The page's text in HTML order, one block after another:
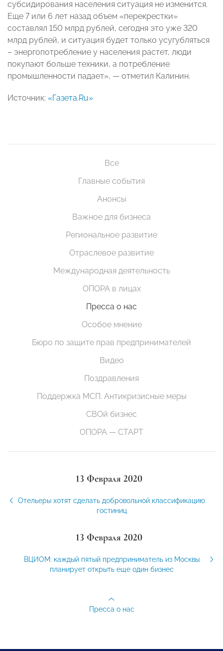
субсидирования населения ситуация не изменится.
Еще 7 или 6 лет назад объем «перекрестки»
составлял 150 млрд рублей, сегодня это уже 320
млрд рублей, и ситуация будет только усугубляться
– энергопотребление у населения растет, люди
покупают больше техники, а потребление
промышленности падает», — отметил Калинин.
Источник: «Газета.Ru»
Все
Главные события
Анонсы
Важное для бизнеса
Региональное развитие
Отраслевое развитие
Международная деятельность
ОПОРА в лицах
Пресса о нас
Особое мнение
Бюро по защите прав предпринимателей
Видео
Поздравления
Поддержка МСП. Антикризисные меры
СВОй бизнес
ОПОРА — СТАРТ
13 Февраля 2020
Отельеры хотят сделать добровольной классификацию
гостиниц
13 Февраля 2020
ВЦИОМ: каждый пятый предприниматель из Москвы
планирует открыть еще один бизнес
Пресса о нас